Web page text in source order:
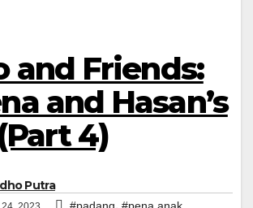
and Friends:
and Hasan’s
4)
Putra